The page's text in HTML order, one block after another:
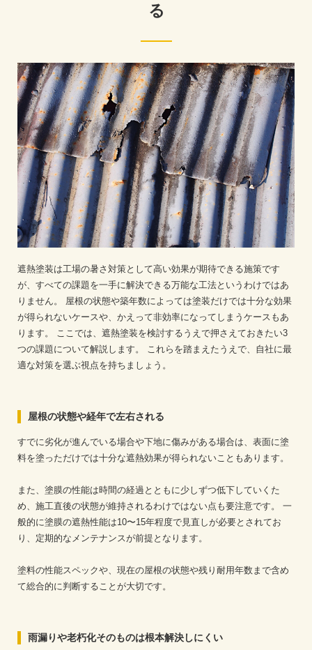
る
遮熱塗装は工場の暑さ対策として高い効果が期待できる施策です
が、すべての課題を一手に解決できる万能な工法というわけではあ
りません。
屋根の状態や築年数によっては塗装だけでは十分な効果
が得られないケースや、かえって非効率になってしまうケースもあ
ります。
ここでは、遮熱塗装を検討するうえで押さえておきたい3
つの課題について解説します。
これらを踏まえたうえで、自社に最
適な対策を選ぶ視点を持ちましょう。
屋根の状態や経年で左右される
すでに劣化が進んでいる場合や下地に傷みがある場合は、表面に塗
料を塗っただけでは十分な遮熱効果が得られないこともあります。
また、塗膜の性能は時間の経過とともに少しずつ低下していくた
め、施工直後の状態が維持されるわけではない点も要注意です。
一
般的に塗膜の遮熱性能は10〜15年程度で見直しが必要とされてお
り、定期的なメンテナンスが前提となります。
塗料の性能スペックや、現在の屋根の状態や残り耐用年数まで含め
て総合的に判断することが大切です。
雨漏りや老朽化そのものは根本解決しにくい